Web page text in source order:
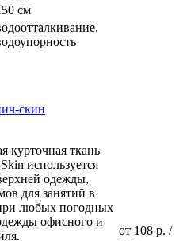
см
скин
курточная ткань
используется
одежды,
для занятий в
любых погодных
офисного и
от 108 р. /